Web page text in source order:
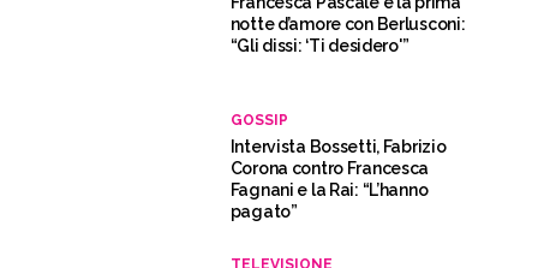
notte d’amore con Berlusconi:
“Gli dissi: ‘Ti desidero'”
GOSSIP
Intervista Bossetti, Fabrizio
Corona contro Francesca
Fagnani e la Rai: “L’hanno
pagato”